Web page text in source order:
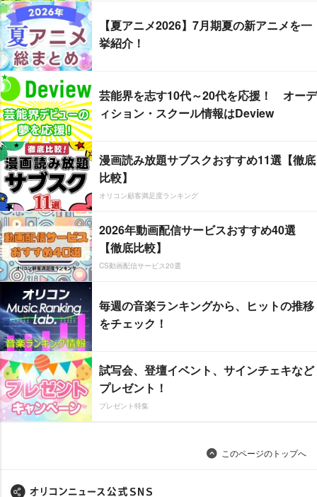
【夏アニメ2026】7月期夏の新アニメを一
挙紹介！
芸能界を志す10代～20代を応援！ オーデ
ィション・スクール情報はDeview
漫画読み放題サブスクおすすめ11選【徹底
比較】
オリコン顧客満足度ランキング
2026年動画配信サービスおすすめ40選
【徹底比較】
CS動画配信サービス20選
毎週の音楽ランキングから、ヒットの推移
をチェック！
試写会、登壇イベント、サインチェキなど
プレゼント！
プレゼント特集
このページのトップへ